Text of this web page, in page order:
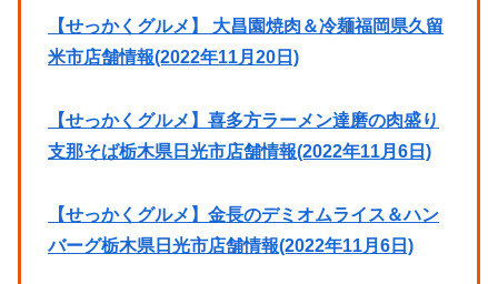
【せっかくグルメ】 大昌園焼肉＆冷麺福岡県久留
米市店舗情報(2022年11月20日)
【せっかくグルメ】喜多方ラーメン達磨の肉盛り
支那そば栃木県日光市店舗情報(2022年11月6日)
【せっかくグルメ】金長のデミオムライス＆ハン
バーグ栃木県日光市店舗情報(2022年11月6日)